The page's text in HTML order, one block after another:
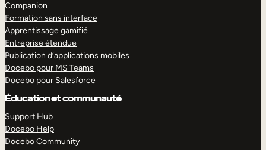
Companion
Formation sans interface
Apprentissage gamifié
Entreprise étendue
Publication d’applications mobiles
Docebo pour MS Teams
Docebo pour Salesforce
Éducation et communauté
Support Hub
Docebo Help
Docebo Community